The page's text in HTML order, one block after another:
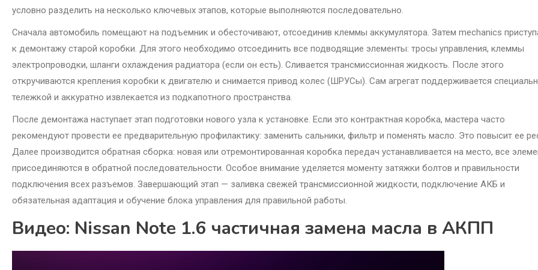
условно разделить на несколько ключевых этапов, которые выполняются последовательно.
Сначала автомобиль помещают на подъемник и обесточивают, отсоединив клеммы аккумулятора. Затем mechanics
к демонтажу старой коробки. Для этого необходимо отсоединить все подводящие элементы: тросы управления, клеммы
электропроводки, шланги охлаждения радиатора (если он есть). Сливается трансмиссионная жидкость. После этого
откручиваются крепления коробки к двигателю и снимается привод колес (ШРУСы). Сам агрегат поддерживается
тележкой и аккуратно извлекается из подкапотного пространства.
После демонтажа наступает этап подготовки нового узла к установке. Если это контрактная коробка, мастера часто
рекомендуют провести ее предварительную профилактику: заменить сальники, фильтр и поменять масло. Это повысит ее
Далее производится обратная сборка: новая или отремонтированная коробка передач устанавливается на место, все
присоединяются в обратной последовательности. Особое внимание уделяется моменту затяжки болтов и правильности
подключения всех разъемов. Завершающий этап — заливка свежей трансмиссионной жидкости, подключение АКБ и
обязательная адаптация и обучение блока управления для правильной работы.
Видео: Nissan Note 1.6 частичная замена масла в АКПП